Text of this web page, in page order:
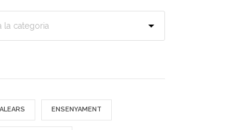
ENSENYAMENT